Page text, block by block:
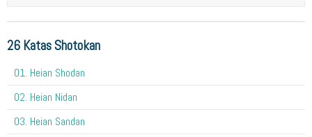
26 Katas Shotokan
01. Heian Shodan
02. Heian Nidan
03. Heian Sandan